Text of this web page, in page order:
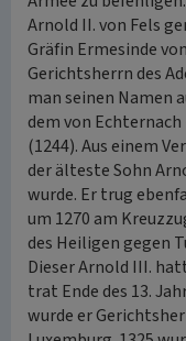
Arnold II. von Fels
Gräfin Ermesinde
Gerichtsherrn des
man seinen Namen
dem von
(1244). Aus einem
der älteste Sohn
wurde. Er trug
um 1270 am
des Heiligen gegen
Dieser Arnold III.
trat Ende des 13.
wurde er